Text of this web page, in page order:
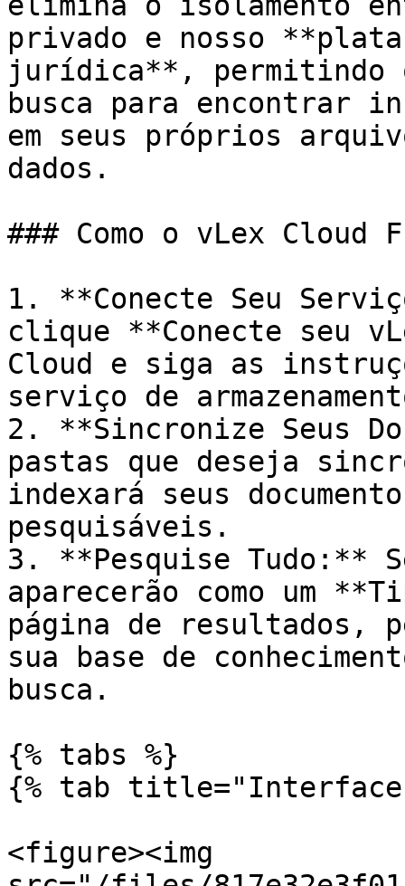
privado e nosso
jurídica**, permitindo
busca para encontrar
em seus próprios
dados.
### Como o vLex Cloud
1. **Conecte Seu
clique **Conecte seu
Cloud e siga as
serviço de
2. **Sincronize Seus
pastas que deseja
indexará seus
pesquisáveis.
3. **Pesquise Tudo:**
aparecerão como um
página de resultados,
sua base de
busca.
{% tabs %}
{% tab title="Interface
<figure><img